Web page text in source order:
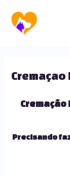
para
conteúdo
Cremação
Precisando